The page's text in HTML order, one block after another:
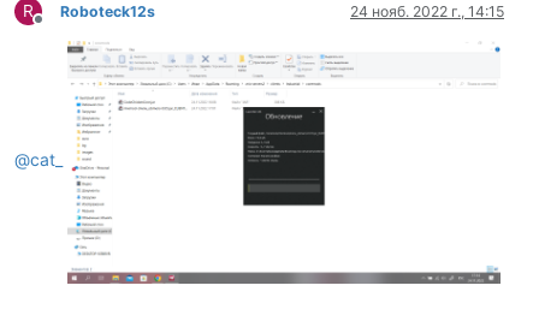
R
Не в сети
Roboteck12s 24 нояб. 2022 г., 14:15
@cat_